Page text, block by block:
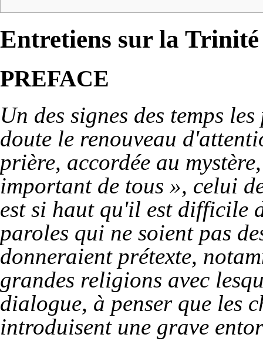
Entretiens sur la Trinité
PREFACE
Un des signes des temps
doute le renouveau
prière, accordée au
important de tous », celui
est si haut qu'il est difficile
paroles qui ne soient pas
donneraient prétexte,
grandes religions avec
dialogue, à penser que les
introduisent une grave